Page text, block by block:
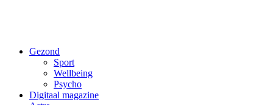
Gezond
Sport
Wellbeing
Psycho
Digitaal magazine